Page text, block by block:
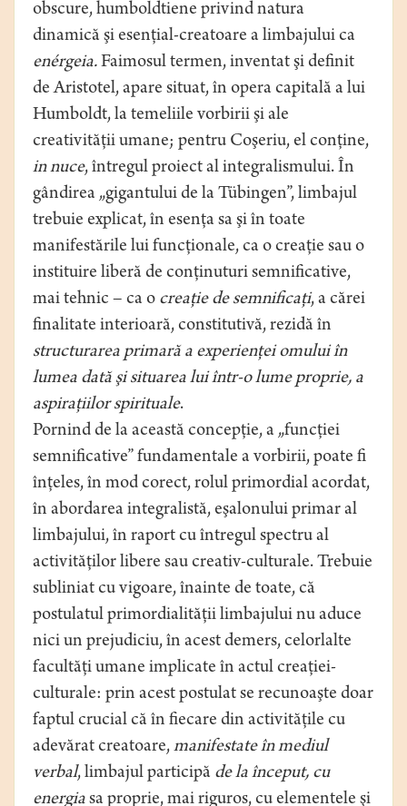
obscure, humboldtiene privind natura
dinamică şi esenţial-creatoare a limbajului ca
enérgeia.Faimosul termen, inventat şi definit
de Aristotel, apare situat, în opera capitală a lui
Humboldt, la temeliile vorbirii şi ale
creativităţii umane; pentru Coşeriu, el conţine,
in nuce, întregul proiect al integralismului. În
gândirea „gigantului de la Tübingen”, limbajul
trebuie explicat, în esenţa sa şi în toate
manifestările lui funcţionale, ca o creaţie sau o
instituire liberă de conţinuturi semnificative,
mai tehnic – ca o creaţie de semnificaţi, a cărei
finalitate interioară, constitutivă, rezidă în
structurarea primară a experienţei omului în
lumea dată şi situarea lui într-o lume proprie, a
aspiraţiilor spirituale.
Pornind de la această concepţie, a „funcţiei
semnificative” fundamentale a vorbirii, poate fi
înţeles, în mod corect, rolul primordial acordat,
în abordarea integralistă, eşalonului primar al
limbajului, în raport cu întregul spectru al
activităţilor libere sau creativ-culturale. Trebuie
subliniat cu vigoare, înainte de toate, că
postulatul primordialităţii limbajului nu aduce
nici un prejudiciu, în acest demers, celorlalte
facultăţi umane implicate în actul creaţiei-
culturale: prin acest postulat se recunoaşte doar
faptul crucial că în fiecare din activităţile cu
adevărat creatoare,manifestate în mediul
verbal, limbajul participă de la început, cu
energiasa proprie, mai riguros, cu elementele şi